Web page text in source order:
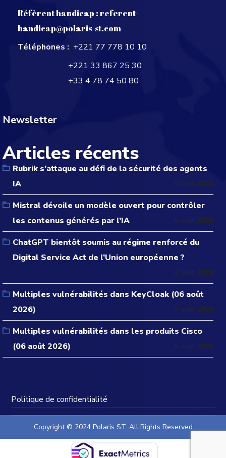
Réfèrent handicap :referent-
handicap@polaris-st.com
Téléphones : +221 77 778 10 10
+221 33 867 25 30
+33 4 78 74 50 80
Newsletter
Articles récents
Rubrik s’attaque au défi de la sécurité des agents
IA
6 août 2026
Mistral dévoile un modèle ouvert pour contrôler
les contenus générés par l’IA
6 août 2026
ChatGPT bientôt soumis au régime renforcé du
Digital Service Act de l’Union européenne ?
6 août 2026
Multiples vulnérabilités dans KeyCloak (06 août
2026)
6 août 2026
Multiples vulnérabilités dans les produits Cisco
(06 août 2026)
6 août 2026
Politique de confidentialité
Copyright © 2024 Polaris ST. All Rights Reserved